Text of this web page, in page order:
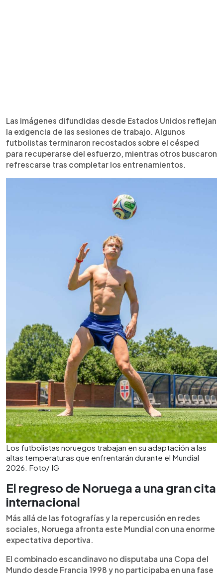
Las imágenes difundidas desde Estados Unidos reflejan
la exigencia de las sesiones de trabajo. Algunos
futbolistas terminaron recostados sobre el césped
para recuperarse del esfuerzo, mientras otros buscaron
refrescarse tras completar los entrenamientos.
Los futbolistas noruegos trabajan en su adaptación a las
altas temperaturas que enfrentarán durante el Mundial
2026. Foto/ IG
El regreso de Noruega a una gran cita
internacional
Más allá de las fotografías y la repercusión en redes
sociales, Noruega afronta este Mundial con una enorme
expectativa deportiva.
El combinado escandinavo no disputaba una Copa del
Mundo desde Francia 1998 y no participaba en una fase